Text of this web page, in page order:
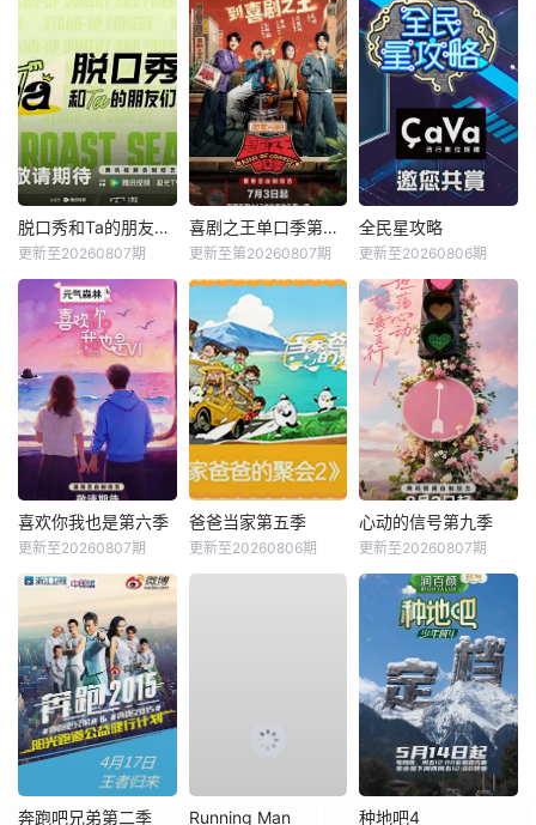
脱口秀和Ta的朋友们第三季
更新至20260807期
喜剧之王单口季第三季
更新至第20260807期
全民星攻略
更新至20260806期
喜欢你我也是第六季
更新至20260807期
爸爸当家第五季
更新至20260806期
心动的信号第九季
更新至20260807期
奔跑吧兄弟第二季 Running Man 种地吧4